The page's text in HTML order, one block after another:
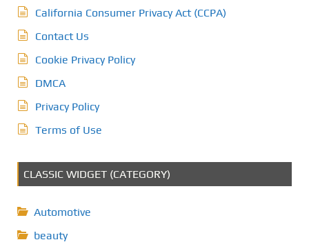
California Consumer Privacy Act (CCPA)
Contact Us
Cookie Privacy Policy
DMCA
Privacy Policy
Terms of Use
CLASSIC WIDGET (CATEGORY)
Automotive
beauty